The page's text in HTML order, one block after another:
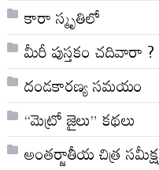
కారా స్మృతిలో
మీరీ పుస్తకం చదివారా ?
దండకారణ్య సమయం
“మెట్రో జైలు” కథలు
అంతర్జాతీయ చిత్ర సమీక్ష